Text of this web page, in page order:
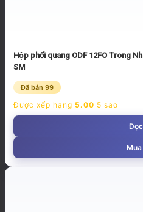
Hộp phối quang ODF 12FO Trong
SM
Đã bán 99
Được xếp hạng 5.00 5 sao